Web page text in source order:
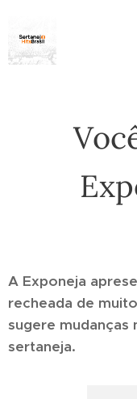
A Exponeja
recheada de
sugere mudanças
sertaneja.